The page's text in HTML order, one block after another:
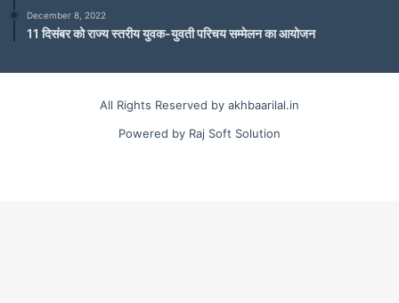
December 8, 2022
11 दिसंबर को राज्य स्तरीय युवक-युवती परिचय सम्मेलन का आयोजन
All Rights Reserved by akhbaarilal.in
Powered by Raj Soft Solution